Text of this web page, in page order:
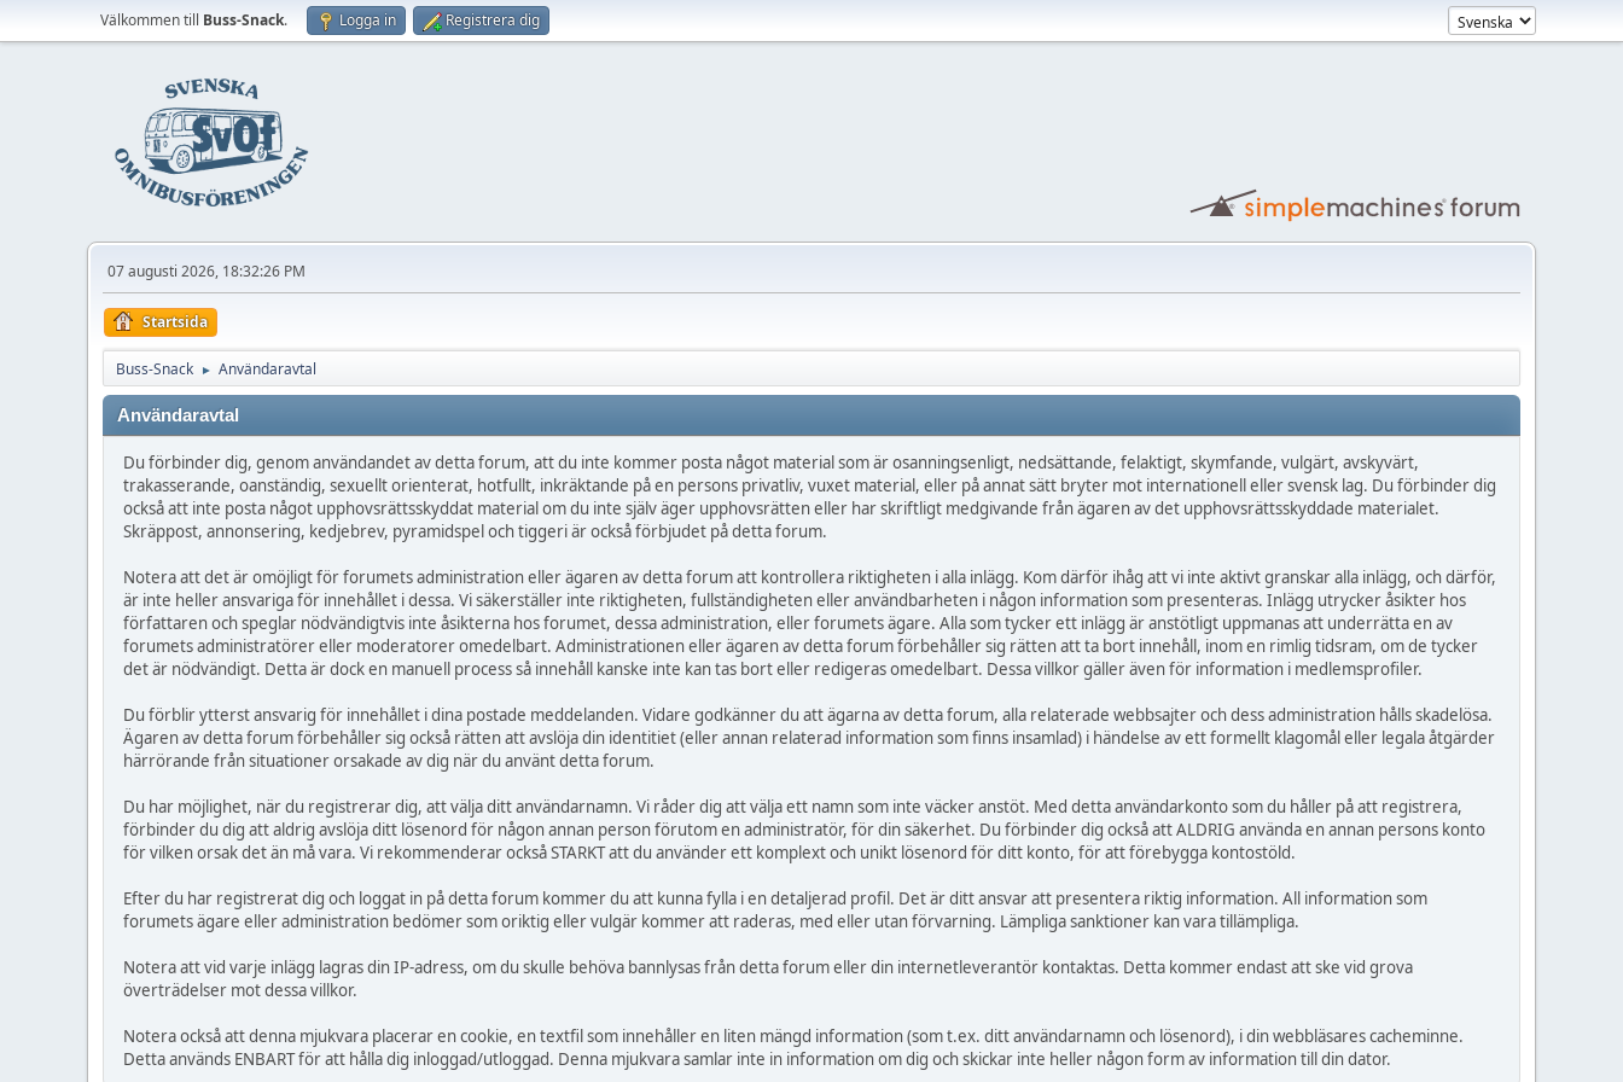
Välkommen till Buss-Snack. Logga in Registrera dig
07 augusti 2026, 18:32:26 PM
Startsida
Buss-Snack ► Användaravtal
Användaravtal
Du förbinder dig, genom användandet av detta forum, att du inte kommer posta något material som är osanningsenligt, nedsättande, felaktigt, skymfande, vulgärt, avskyvärt,
trakasserande, oanständig, sexuellt orienterat, hotfullt, inkräktande på en persons privatliv, vuxet material, eller på annat sätt bryter mot internationell eller svensk lag. Du förbinder dig
också att inte posta något upphovsrättsskyddat material om du inte själv äger upphovsrätten eller har skriftligt medgivande från ägaren av det upphovsrättsskyddade materialet.
Skräppost, annonsering, kedjebrev, pyramidspel och tiggeri är också förbjudet på detta forum.
Notera att det är omöjligt för forumets administration eller ägaren av detta forum att kontrollera riktigheten i alla inlägg. Kom därför ihåg att vi inte aktivt granskar alla inlägg, och därför,
är inte heller ansvariga för innehållet i dessa. Vi säkerställer inte riktigheten, fullständigheten eller användbarheten i någon information som presenteras. Inlägg utrycker åsikter hos
författaren och speglar nödvändigtvis inte åsikterna hos forumet, dessa administration, eller forumets ägare. Alla som tycker ett inlägg är anstötligt uppmanas att underrätta en av
forumets administratörer eller moderatorer omedelbart. Administrationen eller ägaren av detta forum förbehåller sig rätten att ta bort innehåll, inom en rimlig tidsram, om de tycker
det är nödvändigt. Detta är dock en manuell process så innehåll kanske inte kan tas bort eller redigeras omedelbart. Dessa villkor gäller även för information i medlemsprofiler.
Du förblir ytterst ansvarig för innehållet i dina postade meddelanden. Vidare godkänner du att ägarna av detta forum, alla relaterade webbsajter och dess administration hålls skadelösa.
Ägaren av detta forum förbehåller sig också rätten att avslöja din identitiet (eller annan relaterad information som finns insamlad) i händelse av ett formellt klagomål eller legala åtgärder
härrörande från situationer orsakade av dig när du använt detta forum.
Du har möjlighet, när du registrerar dig, att välja ditt användarnamn. Vi råder dig att välja ett namn som inte väcker anstöt. Med detta användarkonto som du håller på att registrera,
förbinder du dig att aldrig avslöja ditt lösenord för någon annan person förutom en administratör, för din säkerhet. Du förbinder dig också att ALDRIG använda en annan persons konto
för vilken orsak det än må vara. Vi rekommenderar också STARKT att du använder ett komplext och unikt lösenord för ditt konto, för att förebygga kontostöld.
Efter du har registrerat dig och loggat in på detta forum kommer du att kunna fylla i en detaljerad profil. Det är ditt ansvar att presentera riktig information. All information som
forumets ägare eller administration bedömer som oriktig eller vulgär kommer att raderas, med eller utan förvarning. Lämpliga sanktioner kan vara tillämpliga.
Notera att vid varje inlägg lagras din IP-adress, om du skulle behöva bannlysas från detta forum eller din internetleverantör kontaktas. Detta kommer endast att ske vid grova
överträdelser mot dessa villkor.
Notera också att denna mjukvara placerar en cookie, en textfil som innehåller en liten mängd information (som t.ex. ditt användarnamn och lösenord), i din webbläsares cacheminne.
Detta används ENBART för att hålla dig inloggad/utloggad. Denna mjukvara samlar inte in information om dig och skickar inte heller någon form av information till din dator.